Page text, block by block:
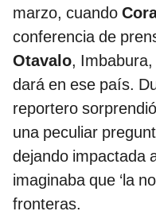
marzo, cuando
conferencia de
Otavalo,
dará en ese país.
reportero
una peculiar
dejando impactada
imaginaba que ‘la
fronteras.